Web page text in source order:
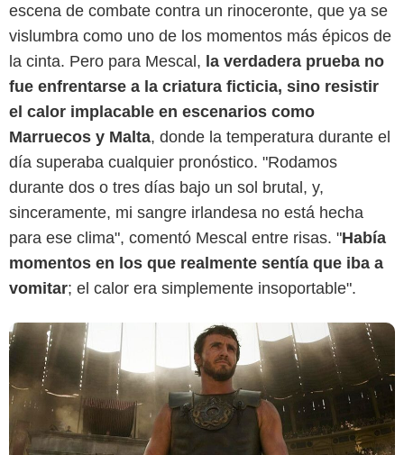
escena de combate contra un rinoceronte, que ya se
vislumbra como uno de los momentos más épicos de
la cinta. Pero para Mescal, la verdadera prueba no
fue enfrentarse a la criatura ficticia, sino resistir
el calor implacable en escenarios como
Marruecos y Malta, donde la temperatura durante el
día superaba cualquier pronóstico. "Rodamos
durante dos o tres días bajo un sol brutal, y,
sinceramente, mi sangre irlandesa no está hecha
para ese clima", comentó Mescal entre risas. "Había
momentos en los que realmente sentía que iba a
vomitar; el calor era simplemente insoportable".